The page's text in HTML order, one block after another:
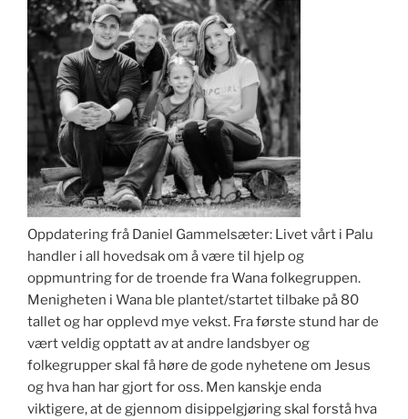
Oppdatering frå Daniel Gammelsæter: Livet vårt i Palu
handler i all hovedsak om å være til hjelp og
oppmuntring for de troende fra Wana folkegruppen.
Menigheten i Wana ble plantet/startet tilbake på 80
tallet og har opplevd mye vekst. Fra første stund har de
vært veldig opptatt av at andre landsbyer og
folkegrupper skal få høre de gode nyhetene om Jesus
og hva han har gjort for oss. Men kanskje enda
viktigere, at de gjennom disippelgjøring skal forstå hva